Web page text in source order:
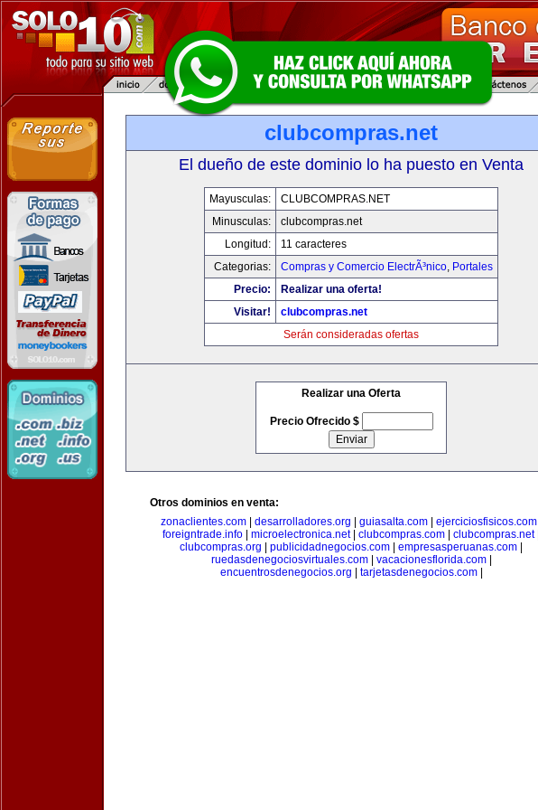
clubcompras.net
El dueño de este dominio lo ha puesto en Venta
Mayusculas:
CLUBCOMPRAS.NET
Minusculas:
clubcompras.net
Longitud:
11 caracteres
Categorias:
Compras y Comercio ElectrÃ³nico, Portales
Precio:
Realizar una oferta!
Visitar!
clubcompras.net
Serán consideradas ofertas
Realizar una Oferta
Precio Ofrecido $
Otros dominios en venta:
zonaclientes.com| desarrolladores.org guiasalta.com| ejerciciosfisicos.com|
foreigntrade.info
microelectronica.net| clubcompras.com clubcompras.net|
clubcompras.org
publicidadnegocios.com empresasperuanas.com
ruedasdenegociosvirtuales.com| vacacionesflorida.com|
encuentrosdenegocios.org
tarjetasdenegocios.com|